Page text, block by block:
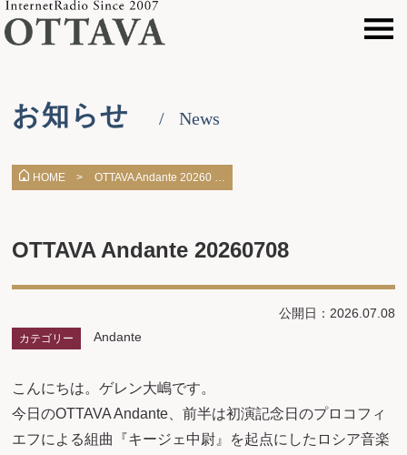
お知らせ News
HOME > OTTAVA Andante 20260 …
OTTAVA Andante 20260708
公開日：2026.07.08
カテゴリー Andante
こんにちは。ゲレン大嶋です。
今日のOTTAVA Andante、前半は初演記念日のプロコフィ
エフによる組曲『キージェ中尉』を起点にしたロシア音楽